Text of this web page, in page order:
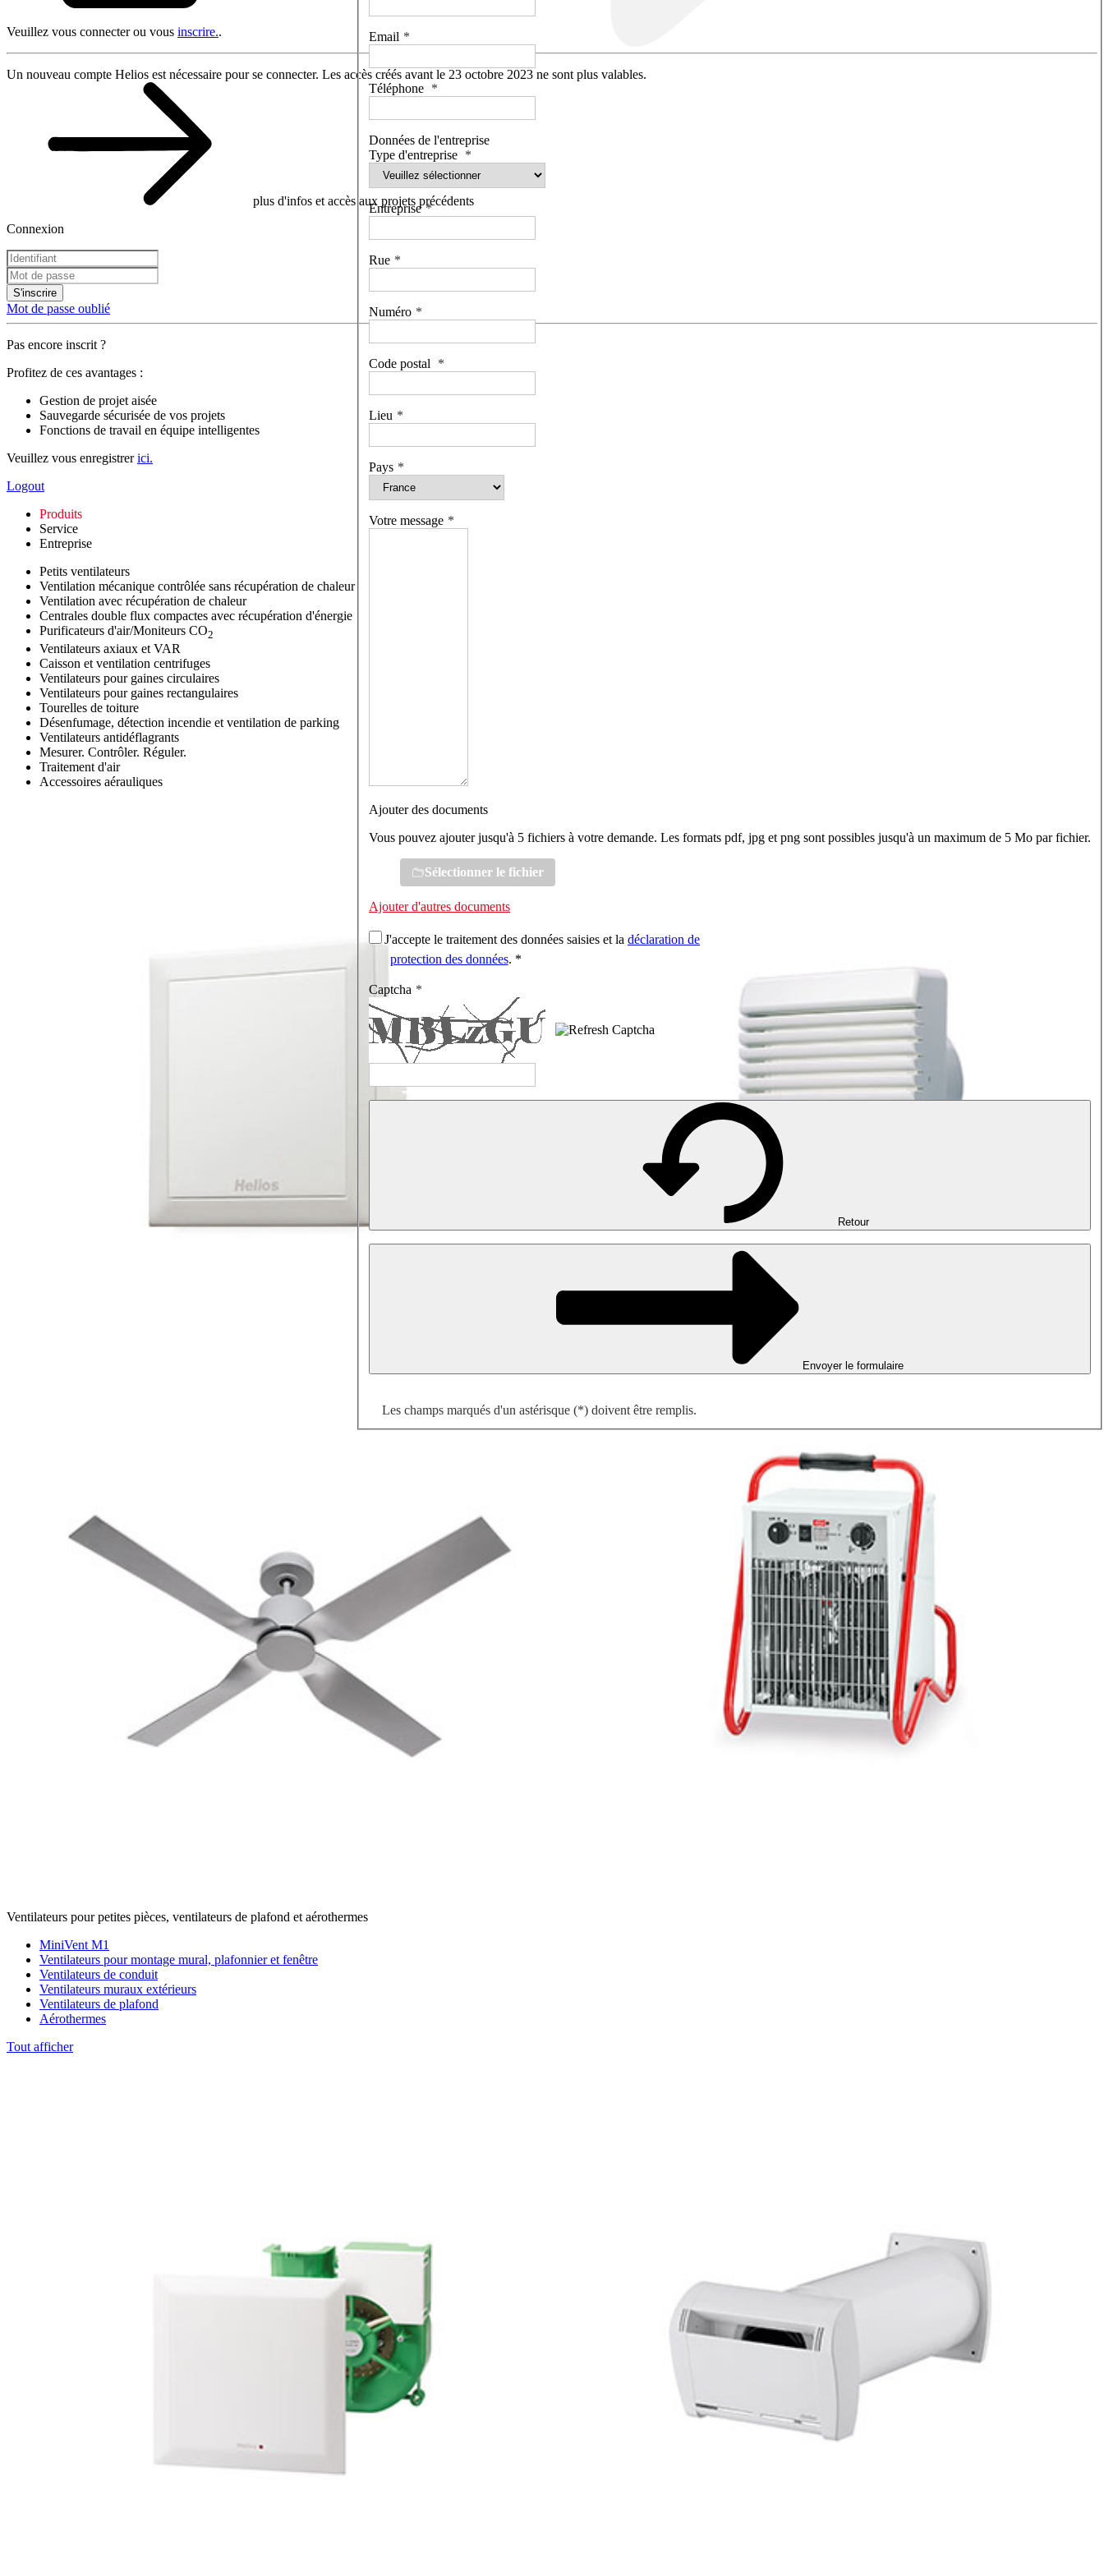
Veuillez vous connecter ou vous inscrire..
Un nouveau compte Helios est nécessaire pour se connecter. Les accès créés avant le 23 octobre 2023 ne sont plus valables.
plus d'infos et accès aux projets précédents
Connexion
S'inscrire
Mot de passe oublié
Pas encore inscrit ?
Profitez de ces avantages :
Gestion de projet aisée
Sauvegarde sécurisée de vos projets
Fonctions de travail en équipe intelligentes
Veuillez vous enregistrerici.
Logout
Produits
Service
Entreprise
Petits ventilateurs
Ventilation mécanique contrôlée sans récupération de chaleur
Ventilation avec récupération de chaleur
Centrales double flux compactes avec récupération d'énergie
Purificateurs d'air/Moniteurs CO2
Ventilateurs axiaux et VAR
Caisson et ventilation centrifuges
Ventilateurs pour gaines circulaires
Ventilateurs pour gaines rectangulaires
Tourelles de toiture
Désenfumage, détection incendie et ventilation de parking
Ventilateurs antidéflagrants
Mesurer. Contrôler. Réguler.
Traitement d'air
Accessoires aérauliques
Ventilateurs pour petites pièces, ventilateurs de plafond et aérothermes
MiniVent M1
Ventilateurs pour montage mural, plafonnier et fenêtre
Ventilateurs de conduit
Ventilateurs muraux extérieurs
Ventilateurs de plafond
Aérothermes
Tout afficher
Email
Téléphone
Données de l'entreprise
Type d'entreprise
Entreprise
Rue
Numéro
Code postal
Lieu
Pays
Votre message
Ajouter des documents
Vous pouvez ajouter jusqu'à 5 fichiers à votre demande. Les formats pdf, jpg et png sont possibles jusqu'à un maximum de 5 Mo par fichier.
Sélectionner le fichier
Ajouter d'autres documents
J'accepte le traitement des données saisies et la déclaration de
protection des données. *
Captcha
Retour
Envoyer le formulaire
Les champs marqués d'un astérisque (*) doivent être remplis.